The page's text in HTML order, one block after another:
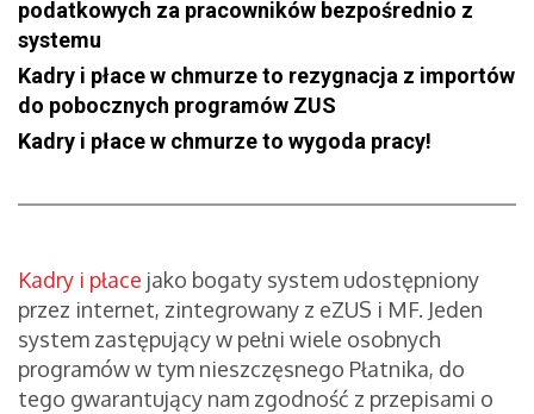
podatkowych za pracowników bezpośrednio z
systemu
Kadry i płace w chmurze to rezygnacja z importów
do pobocznych programów ZUS
Kadry i płace w chmurze to wygoda pracy!
Kadry i płace jako bogaty system udostępniony
przez internet, zintegrowany z eZUS i MF. Jeden
system zastępujący w pełni wiele osobnych
programów w tym nieszczęsnego Płatnika, do
tego gwarantujący nam zgodność z przepisami o